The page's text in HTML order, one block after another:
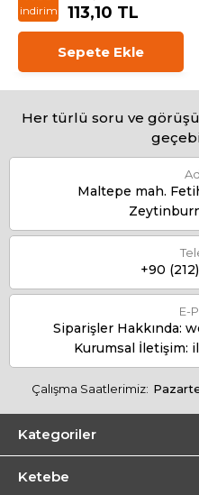
indirim
113,10 TL
Sepete Ekle
Her türlü soru ve
Maltepe mah.
+90
E-
Siparişler Hakkında:
Kurumsal İletişim:
Çalışma Saatlerimiz:
Kategoriler
Ketebe